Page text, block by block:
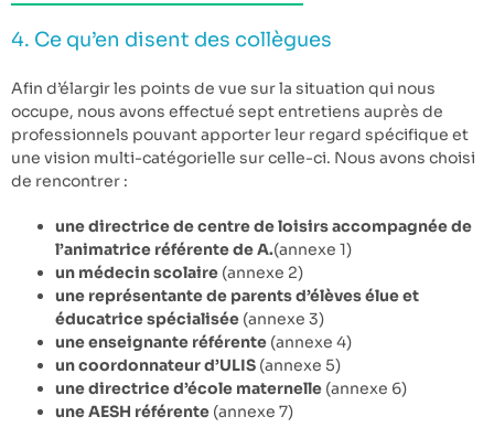
4. Ce qu’en disent des collègues
Afin d’élargir les points de vue sur la situation qui nous
occupe, nous avons effectué sept entretiens auprès de
professionnels pouvant apporter leur regard spécifique et
une vision multi-catégorielle sur celle-ci. Nous avons choisi
de rencontrer :
une directrice de centre de loisirs accompagnée de
l’animatrice référente de A.(annexe 1)
un médecin scolaire (annexe 2)
une représentante de parents d’élèves élue et
éducatrice spécialisée (annexe 3)
une enseignante référente (annexe 4)
un coordonnateur d’ULIS (annexe 5)
une directrice d’école maternelle (annexe 6)
une AESH référente (annexe 7)